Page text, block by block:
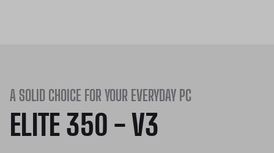
A SOLID CHOICE FOR YOUR EVERYDAY PC
ELITE 350 - V3